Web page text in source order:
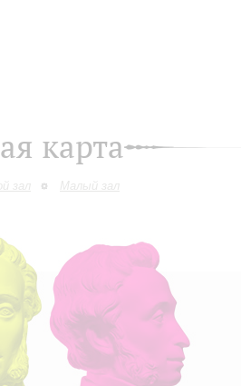
карта
зал Малый зал